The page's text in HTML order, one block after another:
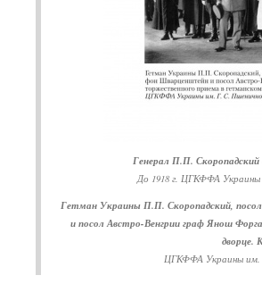
Генерал П.П. Скоропадский
До 1918 г. ЦГКФФА Украины
Гетман Украины П.П. Скоропадский,
и посол Австро-Венгрии граф Янош
дворце.
ЦГКФФА Украины им.